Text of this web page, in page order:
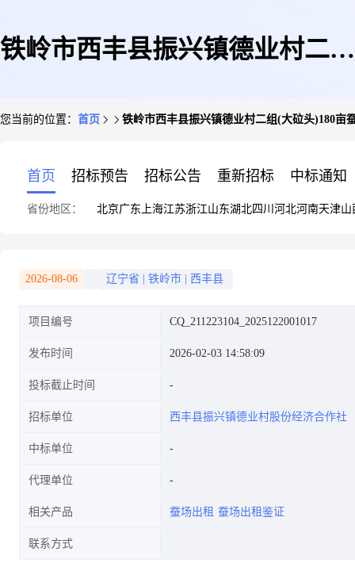
铁岭市西丰县振兴镇德业村二组
您当前的位置： 首页 铁岭市西丰县振兴镇德业村二组(大砬头)180亩
首页 招标预告 招标公告 重新招标 中标通知
省份地区： 北京广东 上海江苏浙江山东湖北四川 河北河南天津山
2026-08-06 辽宁省 铁岭市 西丰县
项目编号 CQ_211223104_2025122001017
发布时间 2026-02-03 14:58:09
投标截止时间
招标单位 西丰县振兴镇德业村股份经济合作社
中标单位
代理单位
相关产品 蚕场出租 蚕场出租鉴证
联系方式